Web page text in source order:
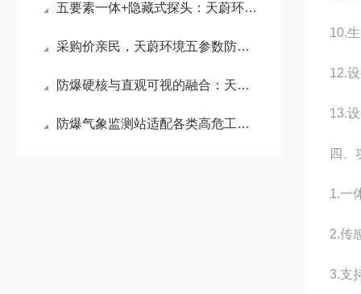
五要素一体+隐藏式探头：天蔚环境防爆气象站破解雨雪遮挡与机械损耗难题
采购价亲民，天蔚环境五参数防爆气象站，全固态免维护设计让长期投入更划算
防爆硬核与直观可视的融合：天蔚环境防爆气象站重塑安全巡检体验
防爆气象监测站适配各类高危工业场景：为石油化工、煤矿隧道等提供数据支撑
10.
12.
13.
四、
1.一
2.传
3.支